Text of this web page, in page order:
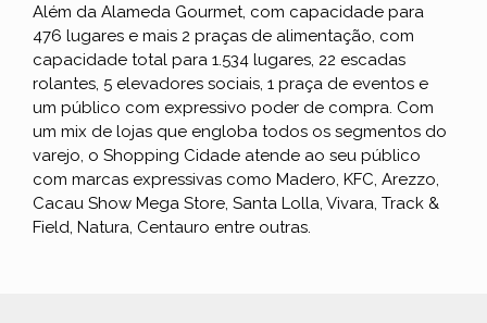
Além da Alameda Gourmet, com capacidade para
476 lugares e mais 2 praças de alimentação, com
capacidade total para 1.534 lugares, 22 escadas
rolantes, 5 elevadores sociais, 1 praça de eventos e
um público com expressivo poder de compra. Com
um mix de lojas que engloba todos os segmentos do
varejo, o Shopping Cidade atende ao seu público
com marcas expressivas como Madero, KFC, Arezzo,
Cacau Show Mega Store, Santa Lolla, Vivara, Track &
Field, Natura, Centauro entre outras.